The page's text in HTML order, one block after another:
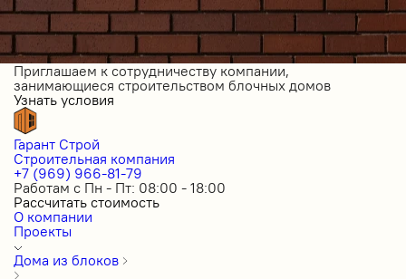
Приглашаем к сотрудничеству компании,
занимающиеся строительством блочных домов
Узнать условия
Гарант Строй
Строительная компания
+7 (969) 966-81-79
Работам с Пн - Пт: 08:00 - 18:00
Рассчитать стоимость
О компании
Проекты
Дома из блоков